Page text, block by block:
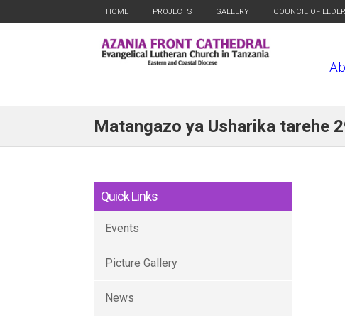
HOME PROJECTS GALLERY COUNCIL OF
Matangazo ya Usharika tarehe
Quick Links
Events
Picture Gallery
News